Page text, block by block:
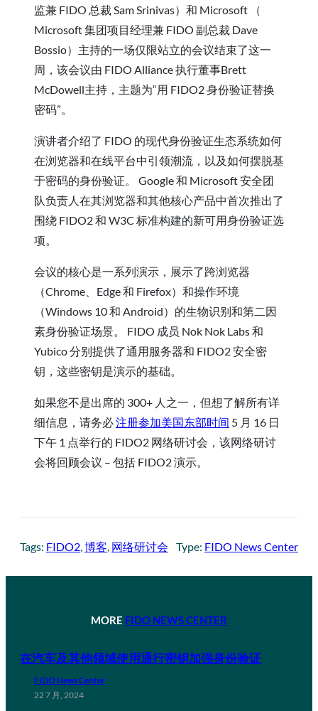
监兼 FIDO 总裁 Sam Srinivas）和 Microsoft （
Microsoft 集团项目经理兼 FIDO 副总裁 Dave
Bossio）主持的一场仅限站立的会议结束了这一
周，该会议由 FIDO Alliance 执行董事Brett
McDowell主持，主题为“用 FIDO2 身份验证替换
密码”。
演讲者介绍了 FIDO 的现代身份验证生态系统如何
在浏览器和在线平台中引领潮流，以及如何摆脱基
于密码的身份验证。 Google 和 Microsoft 安全团
队负责人在其浏览器和其他核心产品中首次推出了
围绕 FIDO2 和 W3C 标准构建的新可用身份验证选
项。
会议的核心是一系列演示，展示了跨浏览器
（Chrome、Edge 和 Firefox）和操作环境
（Windows 10 和 Android）的生物识别和第二因
素身份验证场景。 FIDO 成员 Nok Nok Labs 和
Yubico 分别提供了通用服务器和 FIDO2 安全密
钥，这些密钥是演示的基础。
如果您不是出席的 300+ 人之一，但想了解所有详
细信息，请务必注册参加美国东部时间 5 月 16 日
下午 1 点举行的 FIDO2 网络研讨会，该网络研讨
会将回顾会议 – 包括 FIDO2 演示。
Tags: FIDO2 博客 网络研讨会 Type: FIDO News Center
MORE FIDO NEWS CENTER
在汽车及其他领域使用通行密钥加强身份验证
FIDO News Center
22 7 月, 2024